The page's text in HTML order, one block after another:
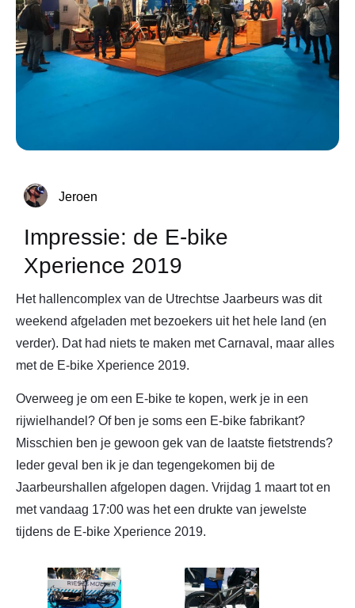
Jeroen
Impressie: de E-bike
Xperience 2019
Het hallencomplex van de Utrechtse Jaarbeurs was dit
weekend afgeladen met bezoekers uit het hele land (en
verder). Dat had niets te maken met Carnaval, maar alles
met de E-bike Xperience 2019.
Overweeg je om een E-bike te kopen, werk je in een
rijwielhandel? Of ben je soms een E-bike fabrikant?
Misschien ben je gewoon gek van de laatste fietstrends?
Ieder geval ben ik je dan tegengekomen bij de
Jaarbeurshallen afgelopen dagen. Vrijdag 1 maart tot en
met vandaag 17:00 was het een drukte van jewelste
tijdens de E-bike Xperience 2019.